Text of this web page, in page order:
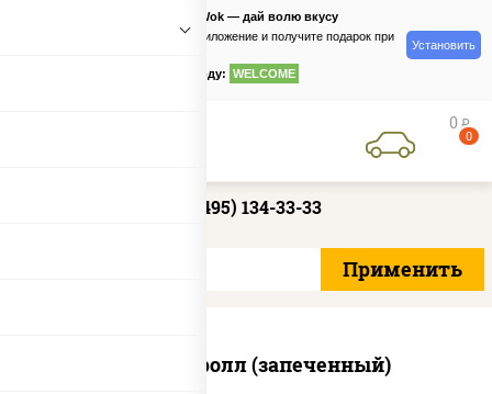
PizzaSushiWok — дай волю вкусу
Скачайте приложение и получите подарок при
по промокоду: WELCOME
Установить
0 руб
0
+7 (495) 134-33-33
Сальмон ролл (запеченный)